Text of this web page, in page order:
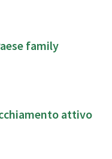
family
attivo